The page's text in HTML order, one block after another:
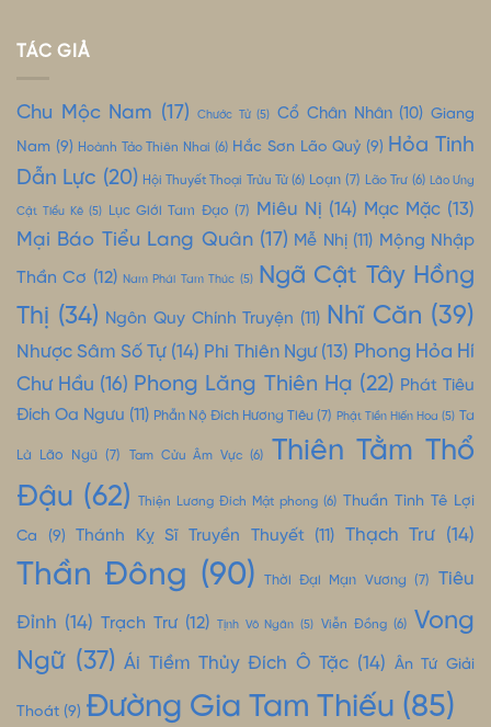
TÁC GIẢ
Chu Mộc Nam (17) Chước Tử(5) Cổ Chân Nhân(10) Giang
Nam (9) Hoành Tảo Thiên Nhai (6) Hắc Sơn Lão Quỷ (9) Hỏa Tinh
Dẫn Lực (20) Hội Thuyết Thoại Trửu Tử(6) Loạn (7) Lão Trư (6) Lão Ưng
Cật Tiểu Kê (5) Lục Giới Tam Đạo (7) Miêu Nị (14) Mạc Mặc (13)
Mại Báo Tiểu Lang Quân(17) Mễ Nhị(11) Mộng Nhập
Thần Cơ (12) Nam Phái Tam Thúc (5) Ngã Cật Tây Hồng
Thị (34) Ngôn Quy Chính Truyện (11) Nhĩ Căn (39)
Nhược Sâm Số Tự(14) Phi Thiên Ngư(13) Phong Hỏa Hí
Chư Hầu (16) Phong Lăng Thiên Hạ (22) Phát Tiêu
Đích Oa Ngưu (11) Phẫn Nộ Đích Hương Tiêu (7) Phật Tiền Hiến Hoa (5) Ta
Là Lão Ngũ(7) Tam Cửu Âm Vực (6)
Thiên Tằm Thổ
Đậu (62) Thiện Lương Đích Mật phong (6) Thuần Tình Tê Lợi
Ca (9) Thánh Kỵ Sĩ Truyền Thuyết(11) Thạch Trư (14)
Thần Đông (90) Thời Đại Mạn Vương (7) Tiêu
Đỉnh (14) Trạch Trư(12) Tịnh Vô Ngân (5) Viễn Đồng (6) Vong
Ngữ(37) Ái Tiềm Thủy Đích Ô Tặc (14) Ân Tứ Giải
Thoát (9) Đường Gia Tam Thiếu (85)